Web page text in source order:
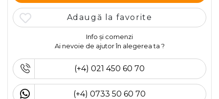
Adaugă la favorite
Info și comenzi
Ai nevoie de ajutor în alegerea ta ?
(+4) 021 450 60 70
(+4) 0733 50 60 70